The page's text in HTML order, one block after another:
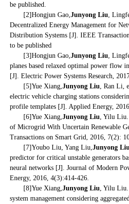
be published.
[2]Hongjun Gao, Junyong Liu ,
Decentralized Energy Management for
Distribution Systems [J]. IEEE
to be published
[3]Hongjun Gao, Junyong Liu ,
planes based relaxed optimal power flow
[J]. Electric Power Systems Research,
[5]Yue Xiang, Junyong Liu , Ran Li,
electric vehicle charging stations
profile templates [J]. Applied Energy,
[6]Yue Xiang, Junyong Liu , Yilu
of Microgrid With Uncertain Renewable
Transactions on Smart Grid, 2016, 7(2):
[7]Youbo Liu, Yang Liu, Junyong Liu
predictor for critical unstable generators
neural networks [J]. Journal of Modern
Energy, 2016, 4(3):414-426.
[8]Yue Xiang, Junyong Liu , Yilu
system management considering